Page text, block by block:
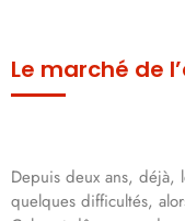
Le marché de
Depuis deux ans, déjà,
quelques difficultés,